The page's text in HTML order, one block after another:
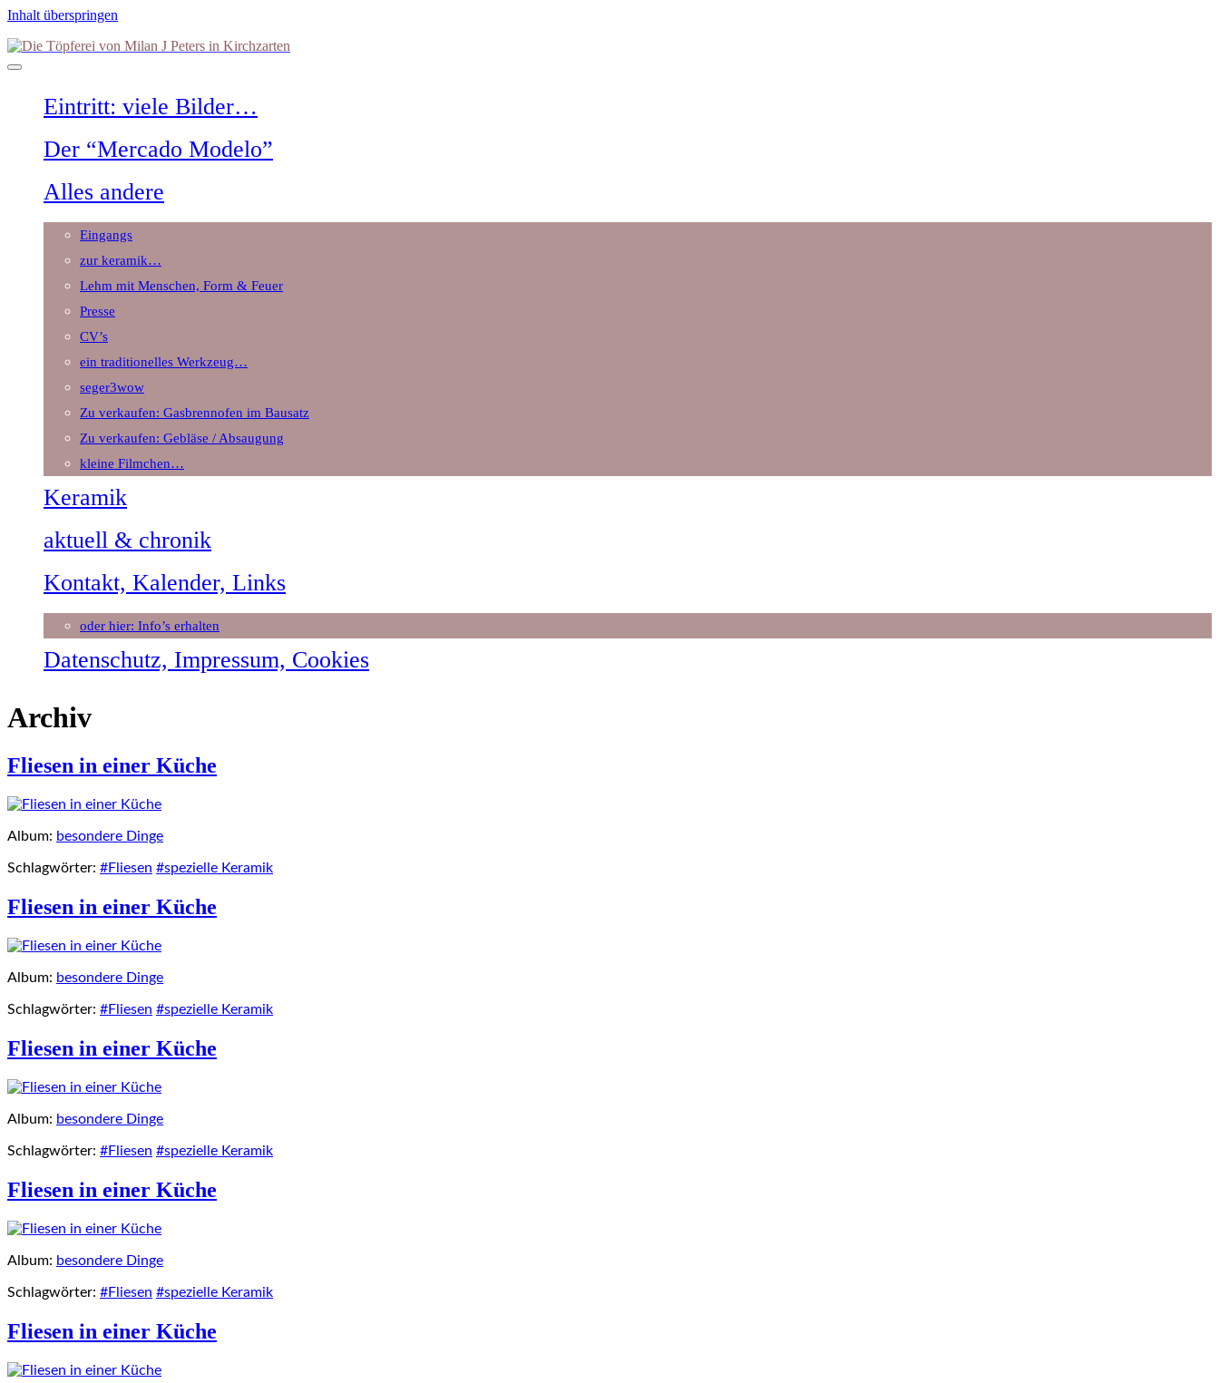
Inhalt überspringen
Die
Töpferei
Kirchzarten
Eintritt: viele Bilder…
Der “Mercado Modelo”
Alles andere
Eingangs
zur keramik…
Lehm mit Menschen, Form & Feuer
Presse
CV’s
ein traditionelles Werkzeug…
seger3wow
Zu verkaufen: Gasbrennofen im Bausatz
Zu verkaufen: Gebläse / Absaugung
kleine Filmchen…
Keramik
aktuell & chronik
Kontakt, Kalender, Links
oder hier: Info’s erhalten
Datenschutz, Impressum, Cookies
Archiv
Fliesen in einer Küche
Album: besondere Dinge
Schlagwörter: #Fliesen #spezielle Keramik
Fliesen in einer Küche
Album: besondere Dinge
Schlagwörter: #Fliesen #spezielle Keramik
Fliesen in einer Küche
Album: besondere Dinge
Schlagwörter: #Fliesen #spezielle Keramik
Fliesen in einer Küche
Album: besondere Dinge
Schlagwörter: #Fliesen #spezielle Keramik
Fliesen in einer Küche